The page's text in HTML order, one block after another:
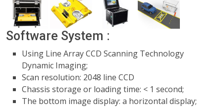
Software System :
Using Line Array CCD Scanning Technology
Dynamic Imaging;
Scan resolution: 2048 line CCD
Chassis storage or loading time: < 1 second;
The bottom image display: a horizontal display;